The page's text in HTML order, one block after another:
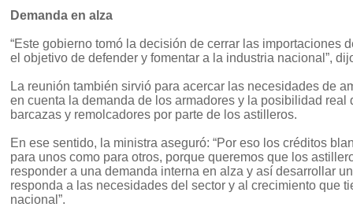
Demanda en alza
“Este gobierno tomó la decisión de cerrar las importaciones
el objetivo de defender y fomentar a la industria nacional”,
La reunión también sirvió para acercar las necesidades de
en cuenta la demanda de los armadores y la posibilidad real
barcazas y remolcadores por parte de los astilleros.
En ese sentido, la ministra aseguró: “Por eso los créditos
para unos como para otros, porque queremos que los
responder a una demanda interna en alza y así desarrollar
responda a las necesidades del sector y al crecimiento que
nacional”.